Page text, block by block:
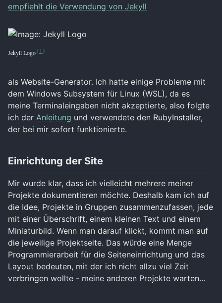
empfiehlt die Verwendung von Jekyll
Jekyll Logo [ 1 ]
als Website-Generator. Ich hatte einige Probleme mit
dem Windows Subsystem für Linux (WSL), da es
meine Terminaleingaben nicht akzeptierte, also folgte
ich der Anleitung und verwendete den RubyInstaller,
der bei mir sofort funktionierte.
Einrichtung der Site
Mir wurde klar, dass ich vielleicht mehrere meiner
Projekte dokumentieren möchte. Deshalb kam ich auf
die Idee, Projekte in Gruppen zusammenzufassen, jede
mit einer Überschrift, einem kleinen Text und einem
Miniaturbild. Wenn man darauf klickt, kommt man auf
die jeweilige Projektseite. Das würde eine Menge
Programmierarbeit für die Seiteneinrichtung und das
Layout bedeuten, mit der ich nicht allzu viel Zeit
verbringen wollte - meine anderen Projekte warten…